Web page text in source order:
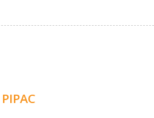
PIPAC